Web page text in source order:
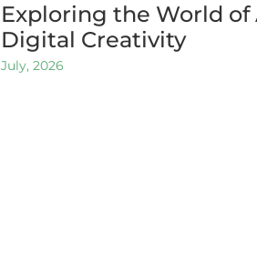
Exploring the World of
Digital Creativity
July, 2026